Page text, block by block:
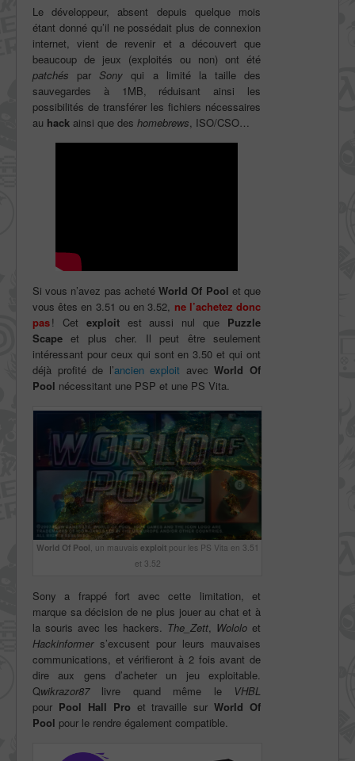
Le développeur, absent depuis quelque mois
étant donné qu’il ne possédait plus de connexion
internet, vient de revenir et a découvert que
beaucoup de jeux (exploités ou non) ont été
patchés parSony qui a limité la taille des
sauvegardes à 1MB, réduisant ainsi les
possibilités de transférer les fichiers nécessaires
au hack ainsi que des homebrews, ISO/CSO…
Si vous n’avez pas achetéWorld Of Pool et que
vous êtes en 3.51 ou en 3.52, ne l’achetez donc
pas! Cet exploitest aussi nul que Puzzle
Scape et plus cher. Il peut être seulement
intéressant pour ceux qui sont en 3.50 et qui ont
déjà profité de l’ancien exploit avec World Of
Pool nécessitant une PSP et une PS Vita.
World Of Pool, un mauvais exploitpour les PS Vita en 3.51
et 3.52
Sony a frappé fort avec cette limitation, et
marque sa décision de ne plus jouer au chat et à
la souris avec les hackers. The_Zett, Wololo et
Hackinformers’excusent pour leurs mauvaises
communications, et vérifieront à 2 fois avant de
dire aux gens d’acheter un jeu exploitable.
Qwikrazor87livre quand même le
VHBL
pour Pool Hall Proet travaille surWorld Of
Pool pour le rendre également compatible.